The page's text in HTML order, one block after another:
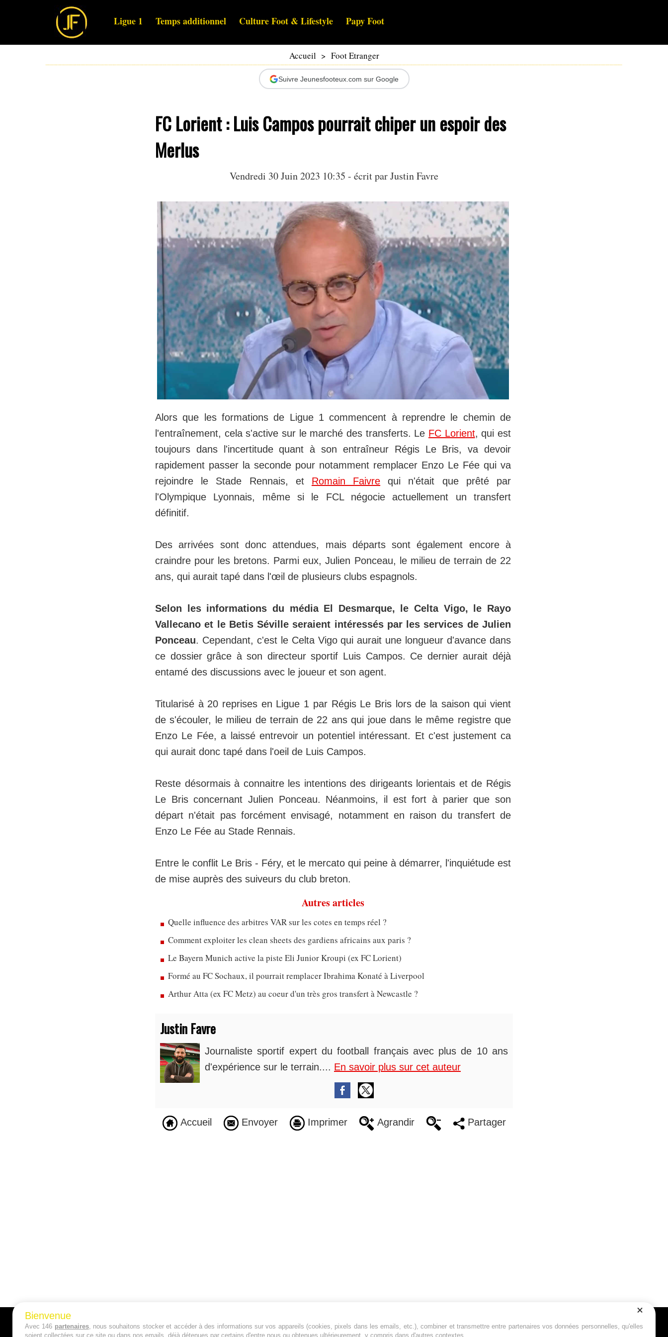
Ligue 1 Temps additionnel Culture Foot & Lifestyle Papy Foot
Accueil > Foot Etranger
Suivre Jeunesfooteux.com sur Google
FC Lorient : Luis Campos pourrait chiper un espoir des
Merlus
Vendredi 30 Juin 2023 10:35 - écrit parJustin Favre
Alors que les formations de Ligue 1 commencent à reprendre le chemin de
l'entraînement, cela s'active sur le marché des transferts. Le FC Lorient, qui est
toujours dans l'incertitude quant à son entraîneur Régis Le Bris, va devoir
rapidement passer la seconde pour notamment remplacer Enzo Le Fée qui va
rejoindre le Stade Rennais, et Romain Faivre qui n'était que prêté par
l'Olympique Lyonnais, même si le FCL négocie actuellement un transfert
définitif.
Des arrivées sont donc attendues, mais départs sont également encore à
craindre pour les bretons. Parmi eux, Julien Ponceau, le milieu de terrain de 22
ans, qui aurait tapé dans l'œil de plusieurs clubs espagnols.
Selon les informations du média El Desmarque, le Celta Vigo, le Rayo
Vallecano et le Betis Séville seraient intéressés par les services de Julien
Ponceau. Cependant, c'est le Celta Vigo qui aurait une longueur d'avance dans
ce dossier grâce à son directeur sportif Luis Campos. Ce dernier aurait déjà
entamé des discussions avec le joueur et son agent.
Titularisé à 20 reprises en Ligue 1 par Régis Le Bris lors de la saison qui vient
de s'écouler, le milieu de terrain de 22 ans qui joue dans le même registre que
Enzo Le Fée, a laissé entrevoir un potentiel intéressant. Et c'est justement ca
qui aurait donc tapé dans l'oeil de Luis Campos.
Reste désormais à connaitre les intentions des dirigeants lorientais et de Régis
Le Bris concernant Julien Ponceau. Néanmoins, il est fort à parier que son
départ n'était pas forcément envisagé, notamment en raison du transfert de
Enzo Le Fée au Stade Rennais.
Entre le conflit Le Bris - Féry, et le mercato qui peine à démarrer, l'inquiétude est
de mise auprès des suiveurs du club breton.
Autres articles
Quelle influence des arbitres VAR sur les cotes en temps réel ?
Comment exploiter les clean sheets des gardiens africains aux paris ?
Le Bayern Munich active la piste Eli Junior Kroupi (ex FC Lorient)
Formé au FC Sochaux, il pourrait remplacer Ibrahima Konaté à Liverpool
Arthur Atta (ex FC Metz) au coeur d'un très gros transfert à Newcastle ?
Justin Favre
Journaliste sportif expert du football français avec plus de 10 ans
d'expérience sur le terrain.... En savoir plus sur cet auteur
Accueil Envoyer Imprimer Agrandir Partager
A PROPOS Jeunesfooteux est un média sportif qui traite
Bienvenue
Avec 146 partenaires, nous souhaitons stocker et accéder à des informations sur vos appareils (cookies, pixels dans les emails, etc.), combiner et transmettre entre partenaires vos données personnelles, qu'elles
soient collectées sur ce site ou dans nos emails, déjà détenues par certains d'entre nous ou obtenues ultérieurement, y compris dans d'autres contextes.